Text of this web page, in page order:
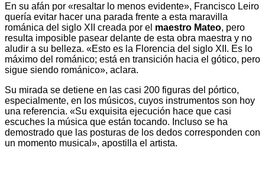
En su afán por «resaltar lo menos evidente», Francisco Leiro
quería evitar hacer una parada frente a esta maravilla
románica del siglo XII creada por el maestro Mateo, pero
resulta imposible pasear delante de esta obra maestra y no
aludir a su belleza. «Esto es la Florencia del siglo XII. Es lo
máximo del románico; está en transición hacia el gótico, pero
sigue siendo románico», aclara.
Su mirada se detiene en las casi 200 figuras del pórtico,
especialmente, en los músicos, cuyos instrumentos son hoy
una referencia. «Su exquisita ejecución hace que casi
escuches la música que están tocando. Incluso se ha
demostrado que las posturas de los dedos corresponden con
un momento musical», apostilla el artista.